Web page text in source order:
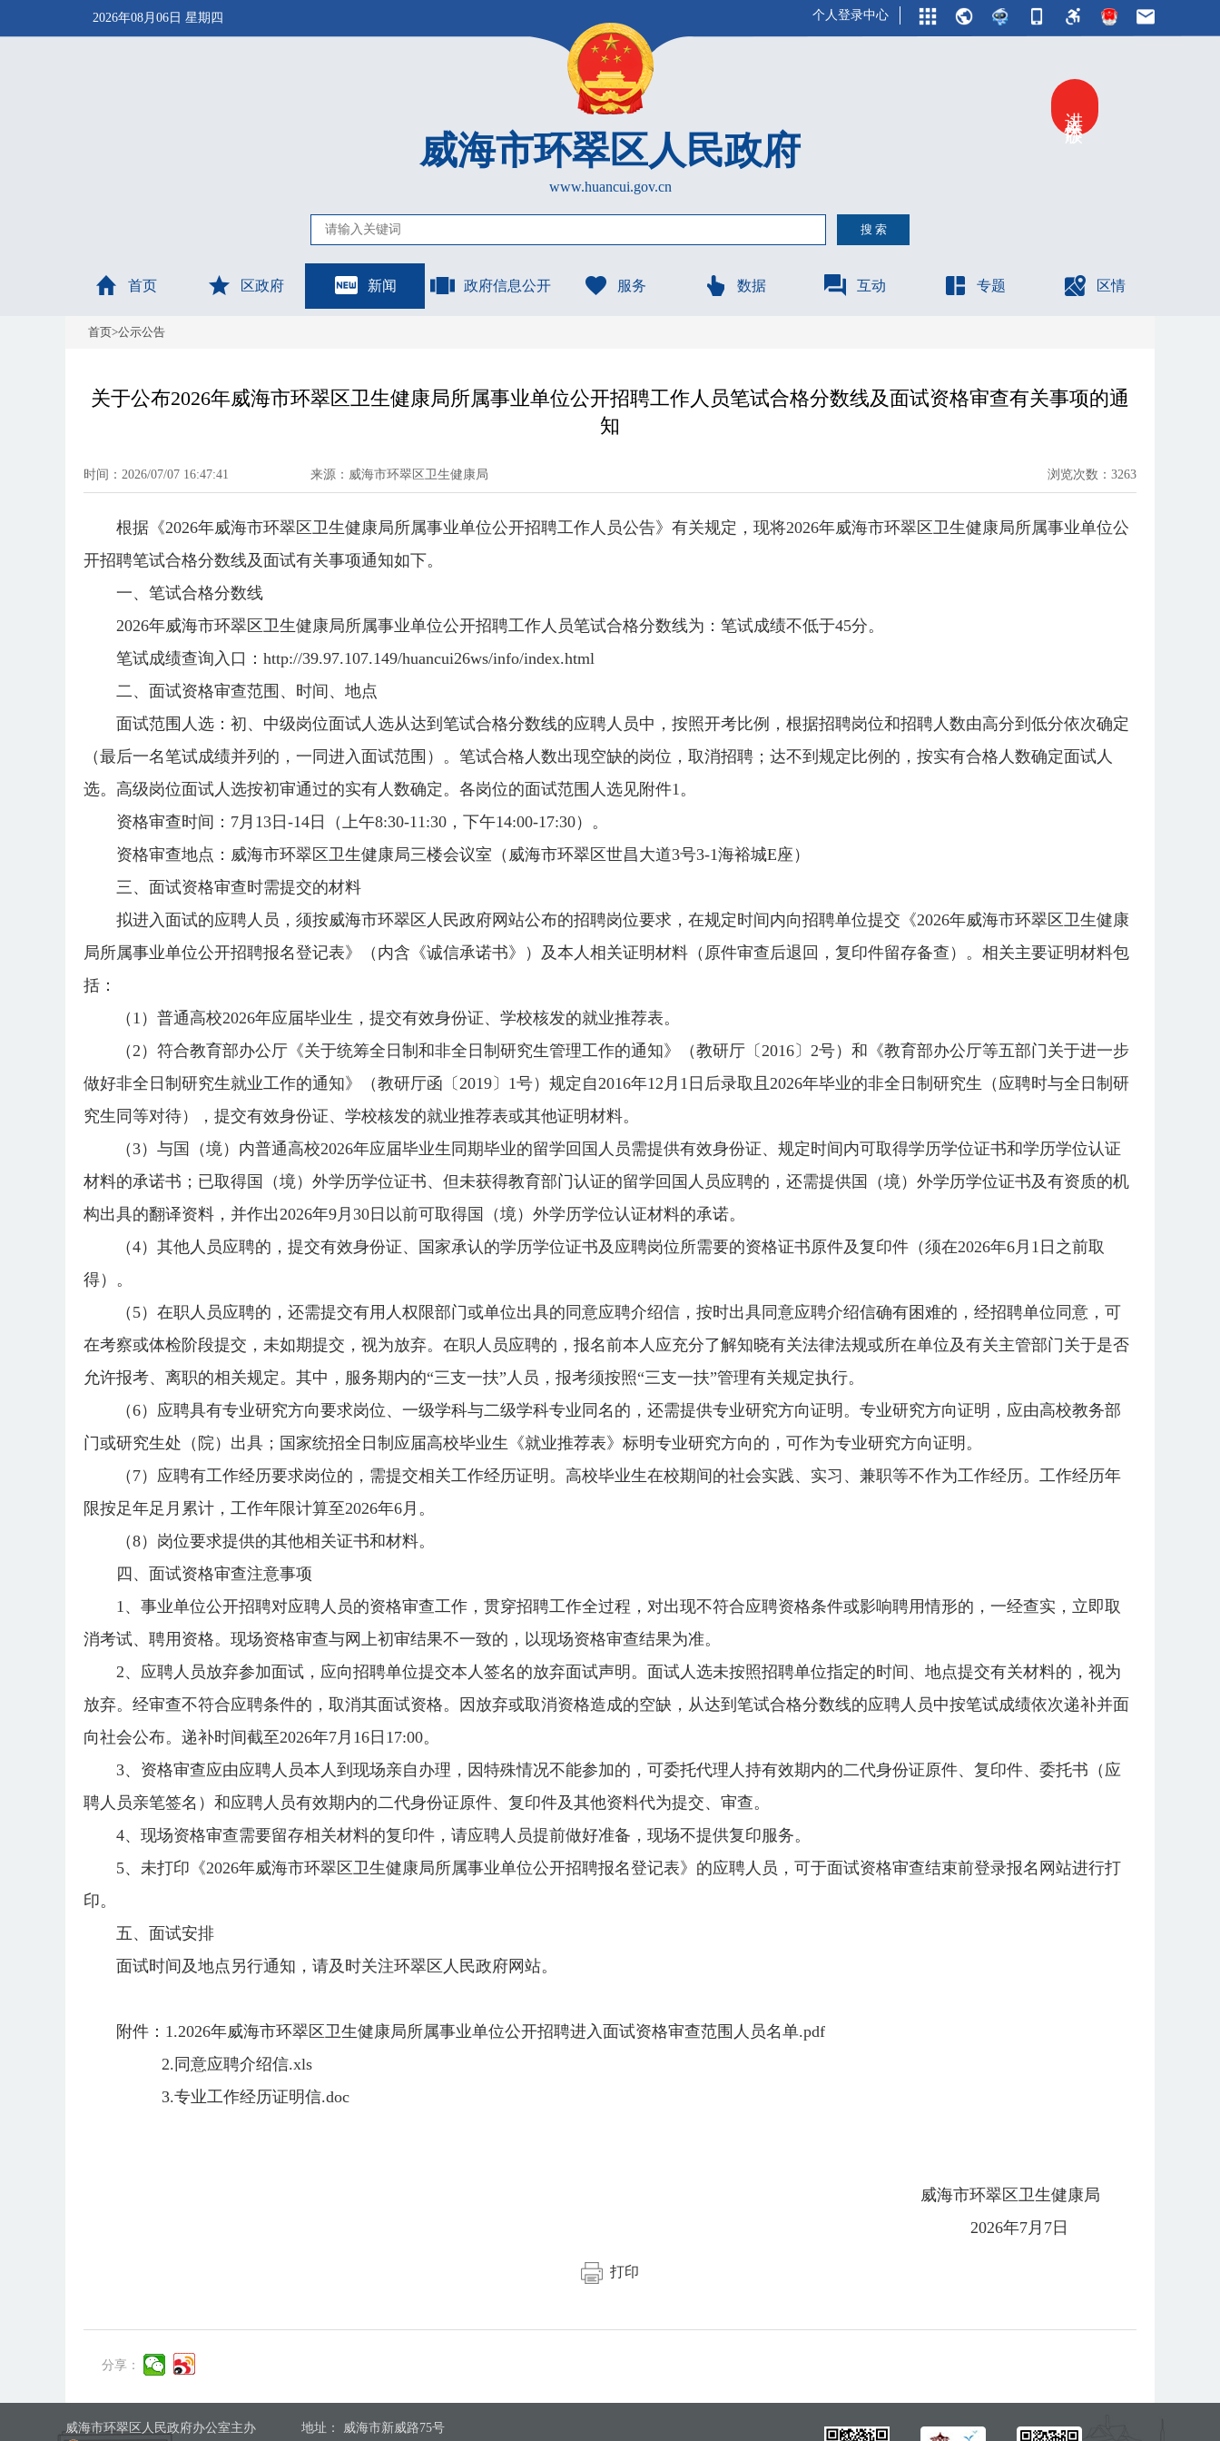
威海市环翠区人民政府
www.huancui.gov.cn
2026年08月06日 星期四 个人登录中心
首页 区政府 新闻 政府信息公开 服务 数据 互动 专题 区情
首页>公示公告
关于公布2026年威海市环翠区卫生健康局所属事业单位公开招聘工作人员笔试合格分数线及面试资格审查有关事项的通
知
时间：2026/07/07 16:47:41 来源：威海市环翠区卫生健康局 浏览次数： 3263
根据《2026年威海市环翠区卫生健康局所属事业单位公开招聘工作人员公告》有关规定，现将2026年威海市环翠区卫生健康局所属事业单位公
开招聘笔试合格分数线及面试有关事项通知如下。
一、笔试合格分数线
2026年威海市环翠区卫生健康局所属事业单位公开招聘工作人员笔试合格分数线为：笔试成绩不低于45分。
笔试成绩查询入口：http://39.97.107.149/huancui26ws/info/index.html
二、面试资格审查范围、时间、地点
面试范围人选：初、中级岗位面试人选从达到笔试合格分数线的应聘人员中，按照开考比例，根据招聘岗位和招聘人数由高分到低分依次确定
（最后一名笔试成绩并列的，一同进入面试范围）。笔试合格人数出现空缺的岗位，取消招聘；达不到规定比例的，按实有合格人数确定面试人
选。高级岗位面试人选按初审通过的实有人数确定。各岗位的面试范围人选见附件1。
资格审查时间：7月13日-14日（上午8:30-11:30，下午14:00-17:30）。
资格审查地点：威海市环翠区卫生健康局三楼会议室（威海市环翠区世昌大道3号3-1海裕城E座）
三、面试资格审查时需提交的材料
拟进入面试的应聘人员，须按威海市环翠区人民政府网站公布的招聘岗位要求，在规定时间内向招聘单位提交《2026年威海市环翠区卫生健康
局所属事业单位公开招聘报名登记表》（内含《诚信承诺书》）及本人相关证明材料（原件审查后退回，复印件留存备查）。相关主要证明材料包
括：
（1）普通高校2026年应届毕业生，提交有效身份证、学校核发的就业推荐表。
（2）符合教育部办公厅《关于统筹全日制和非全日制研究生管理工作的通知》（教研厅〔2016〕2号）和《教育部办公厅等五部门关于进一步
做好非全日制研究生就业工作的通知》（教研厅函〔2019〕1号）规定自2016年12月1日后录取且2026年毕业的非全日制研究生（应聘时与全日制研
究生同等对待），提交有效身份证、学校核发的就业推荐表或其他证明材料。
（3）与国（境）内普通高校2026年应届毕业生同期毕业的留学回国人员需提供有效身份证、规定时间内可取得学历学位证书和学历学位认证
材料的承诺书；已取得国（境）外学历学位证书、但未获得教育部门认证的留学回国人员应聘的，还需提供国（境）外学历学位证书及有资质的机
构出具的翻译资料，并作出2026年9月30日以前可取得国（境）外学历学位认证材料的承诺。
（4）其他人员应聘的，提交有效身份证、国家承认的学历学位证书及应聘岗位所需要的资格证书原件及复印件（须在2026年6月1日之前取
得）。
（5）在职人员应聘的，还需提交有用人权限部门或单位出具的同意应聘介绍信，按时出具同意应聘介绍信确有困难的，经招聘单位同意，可
在考察或体检阶段提交，未如期提交，视为放弃。在职人员应聘的，报名前本人应充分了解知晓有关法律法规或所在单位及有关主管部门关于是否
允许报考、离职的相关规定。其中，服务期内的“三支一扶”人员，报考须按照“三支一扶”管理有关规定执行。
（6）应聘具有专业研究方向要求岗位、一级学科与二级学科专业同名的，还需提供专业研究方向证明。专业研究方向证明，应由高校教务部
门或研究生处（院）出具；国家统招全日制应届高校毕业生《就业推荐表》标明专业研究方向的，可作为专业研究方向证明。
（7）应聘有工作经历要求岗位的，需提交相关工作经历证明。高校毕业生在校期间的社会实践、实习、兼职等不作为工作经历。工作经历年
限按足年足月累计，工作年限计算至2026年6月。
（8）岗位要求提供的其他相关证书和材料。
四、面试资格审查注意事项
1、事业单位公开招聘对应聘人员的资格审查工作，贯穿招聘工作全过程，对出现不符合应聘资格条件或影响聘用情形的，一经查实，立即取
消考试、聘用资格。现场资格审查与网上初审结果不一致的，以现场资格审查结果为准。
2、应聘人员放弃参加面试，应向招聘单位提交本人签名的放弃面试声明。面试人选未按照招聘单位指定的时间、地点提交有关材料的，视为
放弃。经审查不符合应聘条件的，取消其面试资格。因放弃或取消资格造成的空缺，从达到笔试合格分数线的应聘人员中按笔试成绩依次递补并面
向社会公布。递补时间截至2026年7月16日17:00。
3、资格审查应由应聘人员本人到现场亲自办理，因特殊情况不能参加的，可委托代理人持有效期内的二代身份证原件、复印件、委托书（应
聘人员亲笔签名）和应聘人员有效期内的二代身份证原件、复印件及其他资料代为提交、审查。
4、现场资格审查需要留存相关材料的复印件，请应聘人员提前做好准备，现场不提供复印服务。
5、未打印《2026年威海市环翠区卫生健康局所属事业单位公开招聘报名登记表》的应聘人员，可于面试资格审查结束前登录报名网站进行打
印。
五、面试安排
面试时间及地点另行通知，请及时关注环翠区人民政府网站。
附件： 1.2026年威海市环翠区卫生健康局所属事业单位公开招聘进入面试资格审查范围人员名单.pdf
2.同意应聘介绍信.xls
3.专业工作经历证明信.doc
威海市环翠区卫生健康局
2026年7月7日
打印
分享：
威海市环翠区人民政府办公室主办 地址： 威海市新威路75号